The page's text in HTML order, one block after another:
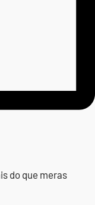
do que meras